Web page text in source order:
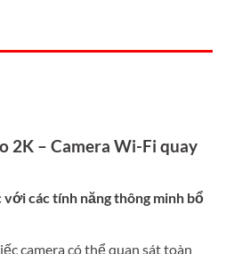
2K – Camera Wi-Fi quay
các tính năng thông minh bổ
camera có thể quan sát toàn